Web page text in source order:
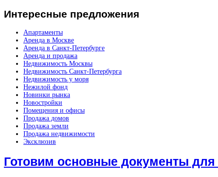
Интересные предложения
Апартаменты
Аренда в Москве
Аренда в Санкт-Петербурге
Аренда и продажа
Недвижимость Москвы
Недвижимость Санкт-Петербурга
Недвижимость у моря
Нежилой фонд
Новинки рынка
Новостройки
Помещения и офисы
Продажа домов
Продажа земли
Продажа недвижимости
Эксклюзив
Готовим основные документы